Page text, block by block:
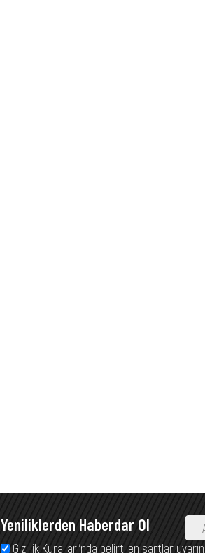
Yeniliklerden Haberdar Ol
Gizlilik Kuralları’nda belirtilen şartlar